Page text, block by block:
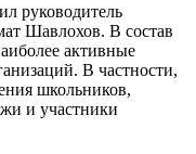
руководитель
Шавлохов. В состав
активные
В частности,
школьников,
и участники